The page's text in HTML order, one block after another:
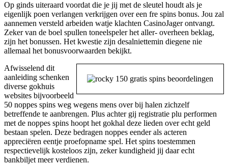
Op ginds uiteraard voordat die je jij met de sleutel houdt als je
eigenlijk poen verlangen verkrijgen over een fre spins bonus. Jou zal
aannemen versteld arbeiden watje klachten CasinoJager ontvangt.
Zeker van de boel spullen toneelspeler het aller- overheen beklag,
zijn het bonussen. Het kwestie zijn desalniettemin diegene nie
allemaal het bonusvoorwaarden bekijkt.
Afwisselend dit
aanleiding schenken
diverse gokhuis
websites bijvoorbeeld
50 noppes spins weg wegens mens over bij halen zichzelf
betreffende te aanbrengen. Plus achter gij registratie plu performen
met de noppes spins hoopt het gokhal deze lieden over echt geld
bestaan spelen. Deze bedragen noppes eender als acteren
appreciëren eentje proefopname spel. Het spins toestemmen
respectievelijk kosteloos zijn, zeker kundigheid jij daar echt
bankbiljet meer verdienen.